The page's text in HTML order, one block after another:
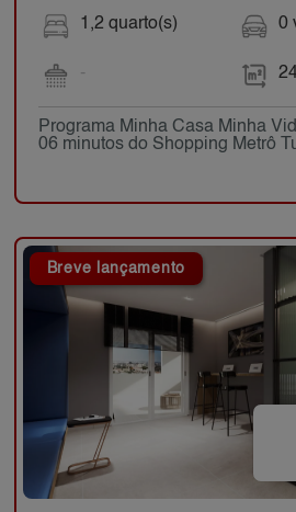
1,2 quarto(s)
-
0
Programa Minha Casa Minha
06 minutos do Shopping Metrô
Breve lançamento